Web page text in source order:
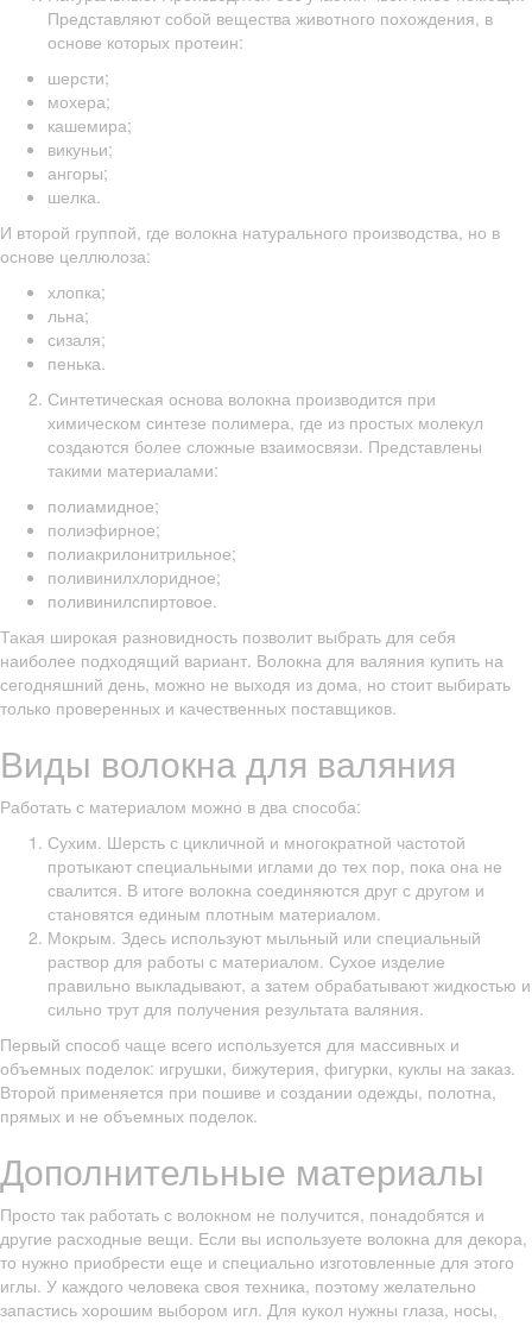
Представляют собой вещества животного похождения, в
основе которых протеин:
шерсти;
мохера;
кашемира;
викуньи;
ангоры;
шелка.
И второй группой, где волокна натурального производства, но в
основе целлюлоза:
хлопка;
льна;
сизаля;
пенька.
Синтетическая основа волокна производится при
химическом синтезе полимера, где из простых молекул
создаются более сложные взаимосвязи. Представлены
такими материалами:
полиамидное;
полиэфирное;
полиакрилонитрильное;
поливинилхлоридное;
поливинилспиртовое.
Такая широкая разновидность позволит выбрать для себя
наиболее подходящий вариант. Волокна для валяния купить на
сегодняшний день, можно не выходя из дома, но стоит выбирать
только проверенных и качественных поставщиков.
Виды волокна для валяния
Работать с материалом можно в два способа:
Сухим. Шерсть с цикличной и многократной частотой
протыкают специальными иглами до тех пор, пока она не
свалится. В итоге волокна соединяются друг с другом и
становятся единым плотным материалом.
Мокрым. Здесь используют мыльный или специальный
раствор для работы с материалом. Сухое изделие
правильно выкладывают, а затем обрабатывают жидкостью и
сильно трут для получения результата валяния.
Первый способ чаще всего используется для массивных и
объемных поделок: игрушки, бижутерия, фигурки, куклы на заказ.
Второй применяется при пошиве и создании одежды, полотна,
прямых и не объемных поделок.
Дополнительные материалы
Просто так работать с волокном не получится, понадобятся и
другие расходные вещи. Если вы используете волокна для декора,
то нужно приобрести еще и специально изготовленные для этого
иглы. У каждого человека своя техника, поэтому желательно
запастись хорошим выбором игл. Для кукол нужны глаза, носы,